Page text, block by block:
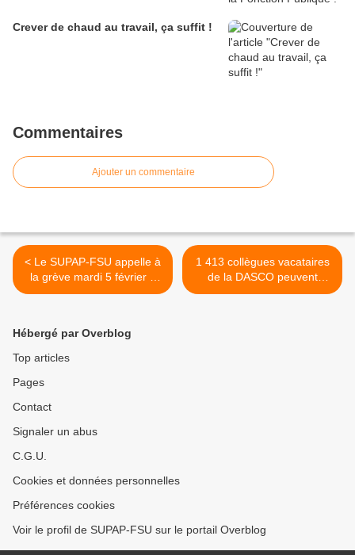
Crever de chaud au travail, ça suffit !
Commentaires
Ajouter un commentaire
< Le SUPAP-FSU appelle à
la grève mardi 5 février à
14h à l'Hotel de Ville
1 413 collègues vacataires
de la DASCO peuvent
bénéficier du forfait APS
Hébergé par Overblog
Top articles
Pages
Contact
Signaler un abus
C.G.U.
Cookies et données personnelles
Préférences cookies
Voir le profil de SUPAP-FSU sur le portail Overblog